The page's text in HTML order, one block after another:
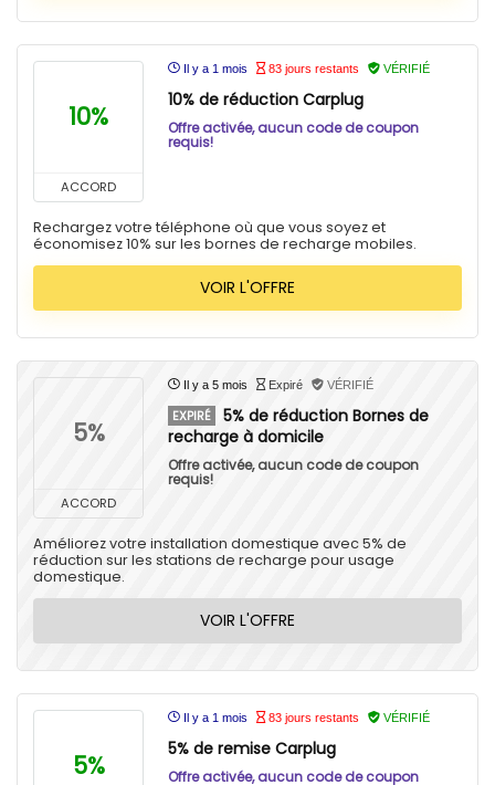
10%
ACCORD
Il y a 1 mois 83 jours restants VÉRIFIÉ
10% de réduction Carplug
Offre activée, aucun code de coupon
requis!
Rechargez votre téléphone où que vous soyez et
économisez 10% sur les bornes de recharge mobiles.
VOIR L'OFFRE
5%
ACCORD
Il y a 5 mois Expiré VÉRIFIÉ
EXPIRÉ
5% de réduction Bornes de
recharge à domicile
Offre activée, aucun code de coupon
requis!
Améliorez votre installation domestique avec 5% de
réduction sur les stations de recharge pour usage
domestique.
VOIR L'OFFRE
5%
Il y a 1 mois 83 jours restants VÉRIFIÉ
5% de remise Carplug
Offre activée, aucun code de coupon